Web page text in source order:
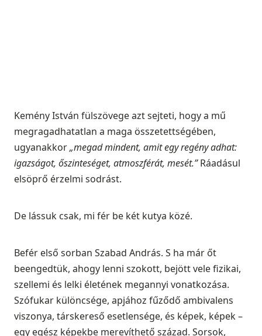
Kemény István fülszövege azt sejteti, hogy a mű
megragadhatatlan a maga összetettségében,
ugyanakkor„megad mindent, amit egy regény adhat:
igazságot, őszinteséget, atmoszférát, mesét.”Ráadásul
elsöprő érzelmi sodrást.
De lássuk csak, mi fér be két kutya közé.
Befér első sorban Szabad András. S ha már őt
beengedtük, ahogy lenni szokott, bejött vele fizikai,
szellemi és lelki életének megannyi vonatkozása.
Szófukar különcsége, apjához fűződő ambivalens
viszonya, társkereső esetlensége, és képek, képek –
egy egész képekbe merevíthető század. Sorsok,